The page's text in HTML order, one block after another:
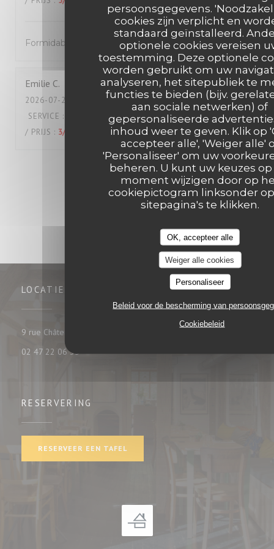
persoonsgegevens.
cookies zijn verplicht en
standaard geïnstalleerd.
optionele cookies vereisen
toestemming. Deze optionele
worden gebruikt om uw
analyseren, het sitepubliek te
functies te bieden (bijv.
aan sociale netwerken) of
gepersonaliseerde
inhoud weer te geven. Klik op
accepteer alle', 'Weiger alle'
'Personaliseer' om uw
beheren. U kunt uw keuzes
moment wijzigen door op
cookiepictogram linksonder
sitepagina's te klikken.
OK, accepteer alle
Weiger alle cookies
Personaliseer
Beleid voor de bescherming van
Cookiebeleid
Formidable !
Emilie C
2026-07-24
- 19:45 - GASTEN 2
SERVICE : ATMOSFEER: 5/5 KEUKEN: 4/5 KWALITEIT
/ PRIJS : 3/5
2 3
LOCATIE
9 rue Châteauneuf 37000 tours
((opent in een nieuw venster))
02 47 22 06 35
RESERVERING
RESERVEER EEN TAFEL